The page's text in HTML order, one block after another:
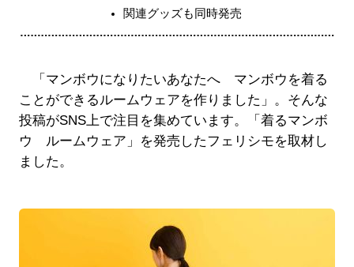
関連グッズも同時発売
「マンボウになりたいあなたへ マンボウを着る
ことができるルームウェアを作りました」。そんな
投稿がSNS上で注目を集めています。「着るマンボ
ウ ルームウェア」を発売したフェリシモを取材し
ました。